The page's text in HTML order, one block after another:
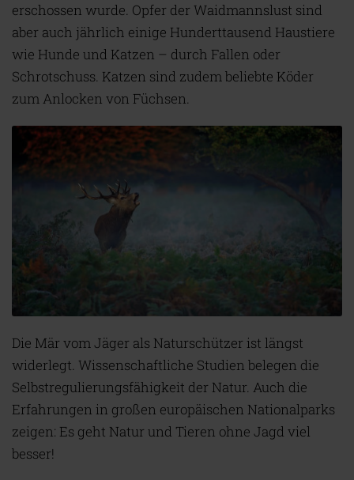
erschossen wurde. Opfer der Waidmannslust sind
aber auch jährlich einige Hunderttausend Haustiere
wie Hunde und Katzen – durch Fallen oder
Schrotschuss. Katzen sind zudem beliebte Köder
zum Anlocken von Füchsen.
Die Mär vom Jäger als Naturschützer ist längst
widerlegt. Wissenschaftliche Studien belegen die
Selbstregulierungsfähigkeit der Natur. Auch die
Erfahrungen in großen europäischen Nationalparks
zeigen: Es geht Natur und Tieren ohne Jagd viel
besser!